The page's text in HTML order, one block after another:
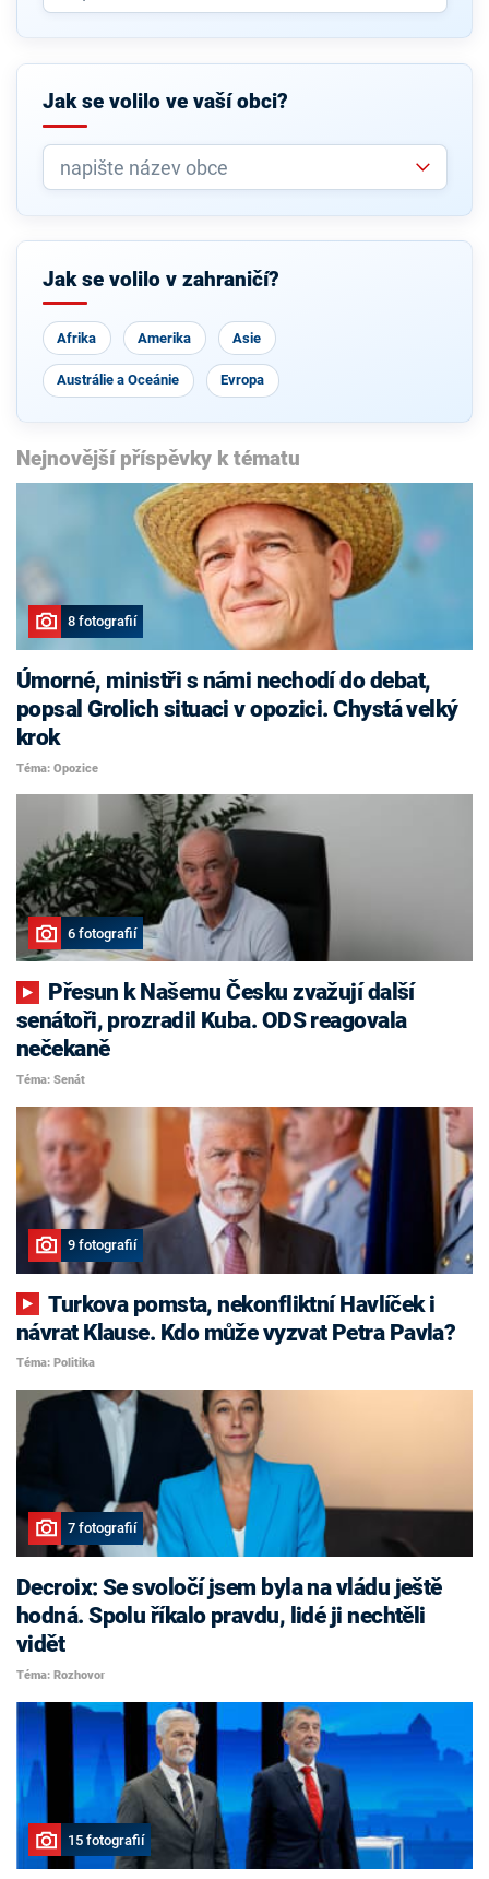
Jak se volilo ve vaší obci?
Jak se volilo v zahraničí?
Afrika Amerika Asie
Austrálie a Oceánie Evropa
Nejnovější příspěvky k tématu
8 fotografií
Úmorné, ministři s námi nechodí do debat,
popsal Grolich situaci v opozici. Chystá velký
krok
Téma: Opozice
6 fotografií
senátoři, prozradil Kuba. ODS reagovala
nečekaně
Téma: Senát
9 fotografií
Turkova pomsta, nekonfliktní Havlíček i
návrat Klause. Kdo může vyzvat Petra Pavla?
Téma: Politika
7 fotografií
Decroix: Se svoločí jsem byla na vládu ještě
hodná. Spolu říkalo pravdu, lidé ji nechtěli
vidět
Téma: Rozhovor
15 fotografií